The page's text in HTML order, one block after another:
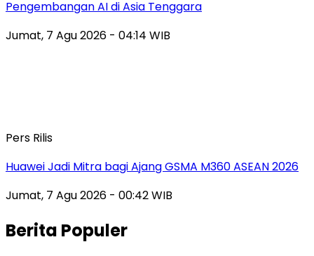
Pengembangan AI di Asia Tenggara
Jumat, 7 Agu 2026 - 04:14 WIB
Pers Rilis
Huawei Jadi Mitra bagi Ajang GSMA M360 ASEAN 2026
Jumat, 7 Agu 2026 - 00:42 WIB
Berita Populer